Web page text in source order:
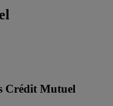
Crédit Mutuel